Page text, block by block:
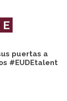
puertas a
#EUDEtalent